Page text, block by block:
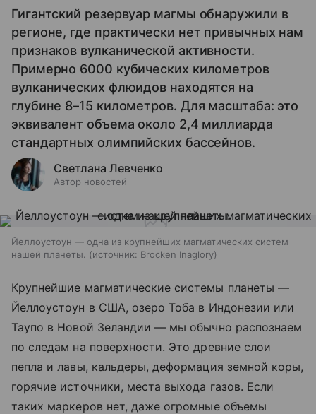
Гигантский резервуар магмы обнаружили в
регионе, где практически нет привычных нам
признаков вулканической активности.
Примерно 6000 кубических километров
вулканических флюидов находятся на
глубине 8–15 километров. Для масштаба: это
эквивалент объема около 2,4 миллиарда
стандартных олимпийских бассейнов.
Светлана Левченко
Автор новостей
Йеллоустоун — одна из крупнейших магматических систем
нашей планеты.
источник: Brocken Inaglory
Крупнейшие магматические системы планеты —
Йеллоустоун в США, озеро Тоба в Индонезии или
Таупо в Новой Зеландии — мы обычно распознаем
по следам на поверхности. Это древние слои
пепла и лавы, кальдеры, деформация земной коры,
горячие источники, места выхода газов. Если
таких маркеров нет, даже огромные объемы